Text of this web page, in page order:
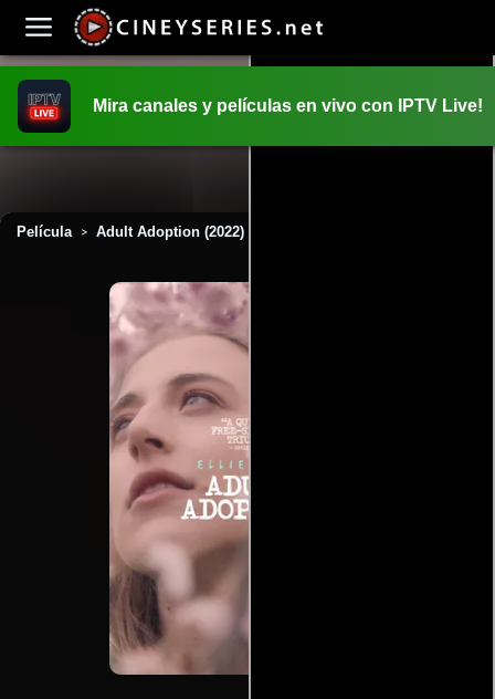
Mira canales y películas en vivo con IPTV Live!
Película > Adult Adoption (2022)